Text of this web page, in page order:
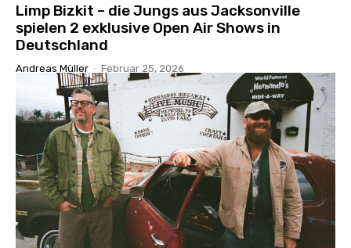
Limp Bizkit – die Jungs aus Jacksonville
spielen 2 exklusive Open Air Shows in
Deutschland
Andreas Müller - Februar 25, 2026